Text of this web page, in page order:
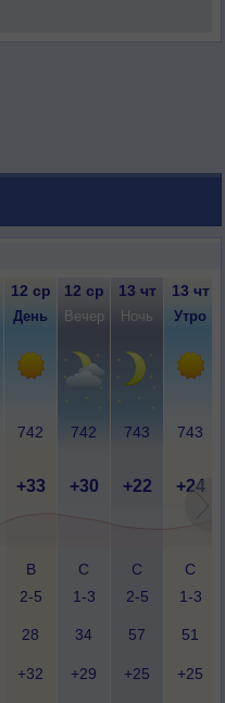
12 ср 12 ср 13 чт 13 чт
День Вечер Ночь Утро
742 742 743 743
+33 +30 +22 +24
В
2-5
С
1-3
С
2-5
С
1-3
28 34 57 51
+32 +29 +25 +25